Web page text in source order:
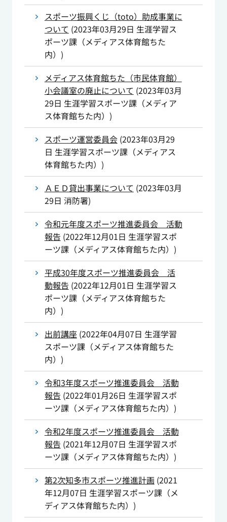
スポーツ振興くじ（toto）助成事業に
ついて (2023年03月29日 生涯学習ス
ポーツ課（メディアス体育館ちた
内） )
メディアス体育館ちた（市民体育館）
小会議室の廃止について (2023年03月
29日 生涯学習スポーツ課（メディア
ス体育館ちた内） )
スポーツ運営委員会(2023年03月29
日 生涯学習スポーツ課（メディアス
体育館ちた内） )
ＡＥＤ貸出事業について (2023年03月
29日 消防署)
令和元年度スポーツ推進委員会 活動
報告 (2022年12月01日 生涯学習スポ
ーツ課（メディアス体育館ちた内） )
平成30年度スポーツ推進委員会 活
動報告 (2022年12月01日 生涯学習ス
ポーツ課（メディアス体育館ちた
内） )
出前講座(2022年04月07日 生涯学習
スポーツ課（メディアス体育館ちた
内） )
令和3年度スポーツ推進委員会 活動
報告 (2022年01月26日 生涯学習スポ
ーツ課（メディアス体育館ちた内） )
令和2年度スポーツ推進委員会 活動
報告 (2021年12月07日 生涯学習スポ
ーツ課（メディアス体育館ちた内） )
第2次知多市スポーツ推進計画 (2021
年12月07日 生涯学習スポーツ課（メ
ディアス体育館ちた内） )